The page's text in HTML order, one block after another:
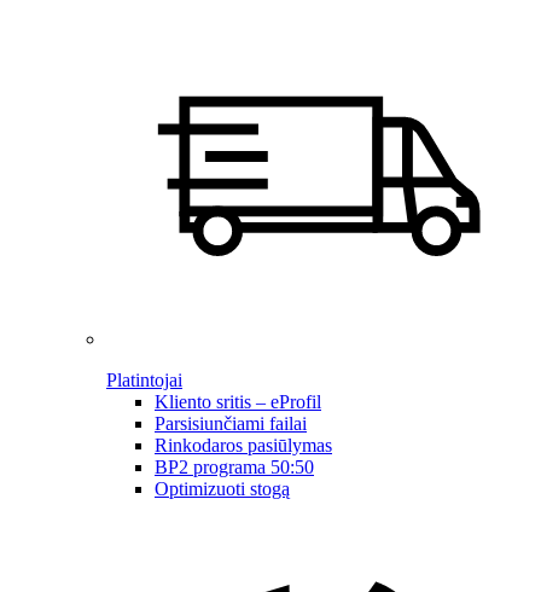
Platintojai
Kliento sritis – eProfil
Parsisiunčiami failai
Rinkodaros pasiūlymas
BP2 programa 50:50
Optimizuoti stogą